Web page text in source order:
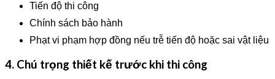
Tiến độ thi công
Chính sách bảo hành
Phạt vi phạm hợp đồng nếu trễ tiến độ hoặc sai vật liệu
4. Chú trọng thiết kế trước khi thi công